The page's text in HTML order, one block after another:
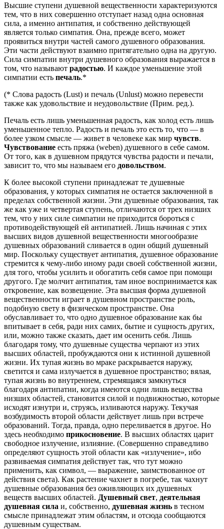
Высшие ступени душевной вещественности характеризуются
тем, что в них совершенно отступает назад одна основная
сила, а именно антипатия, и собственно действующей
является только симпатия. Она, прежде всего, может
проявиться внутри частей самого душевного образования.
Эти части действуют взаимно притягательно одна на другую.
Сила симпатии внутри душевного образования выражается в
том, что называют радостью. И каждое уменьшение этой
симпатии есть печаль.*
(* Слова радость (Lust) и печаль (Unlust) можно перевести
также как удовольствие и неудовольствие (Прим. ред.).
Печаль есть лишь уменьшенная радость, как холод есть лишь
уменьшенное тепло. Радость и печаль это есть то, что — в
более узком смысле — живет в человеке как мир чувств.
Чувствование есть пряжа (weben) душевного в себе самом.
От того, как в душевном прядутся чувства радости и печали,
зависит то, что мы называем его довольством.
К более высокой ступени принадлежат те душевные
образования, у которых симпатия не остается заключенной в
пределах собственной жизни. Эти душевные образования, так
же как уже и четвертая ступень, отличаются от трех низших
тем, что у них силе симпатии не приходится бороться с
противодействующей ей антипатией. Лишь начиная с этих
высших видов душевной вещественности многообразие
душевных образований сливается в один общий душевный
мир. Поскольку существует антипатия, душевное образование
стремится к чему-либо иному ради своей собственной жизни,
для того, чтобы усилить и обогатить себя самое при помощи
другого. Где молчит антипатия, там иное воспринимается как
откровение, как возвещение. Эта высшая форма душевной
вещественности играет в душевном пространстве роль,
подобную свету в физическом пространстве. Она
обуславливает то, что одно душевное образование как бы
впитывает в себя, ради них самих, бытие и сущность других,
или, можно также сказать, дает им осенить себя. Лишь
благодаря тому, что душевные существа черпают из этих
высших областей, пробуждаются они к истинной душевной
жизни. Их тупая жизнь во мраке раскрывается наружу,
светится и сама излучается в душевное пространство; вялая,
тупая жизнь во внутреннем, стремящаяся замкнуться
благодаря антипатии, когда имеются одни лишь вещества
низших областей, становится силой и подвижностью, которые
исходят изнутри и, струясь, изливаются наружу. Текучая
возбудимость второй области действует лишь при встрече
образований. Тогда, правда, одно переливается в другое. Но
здесь необходимо прикосновение. В высших областях царит
свободное излучение, излияние. (Совершенно справедливо
определяют сущность этой области как «излучение», ибо
развиваемая симпатия действует так, что тут можно
применить, как символ, — выражение, заимствованное от
действия света). Как растение чахнет в погребе, так чахнут
душевные образования без оживляющих их душевных
веществ высших областей. Душевный свет, деятельная
душевная сила и, собственно, душевная жизнь в тесном
смысле принадлежат этим областям, и отсюда сообщаются
душевным существам.